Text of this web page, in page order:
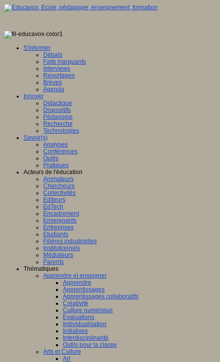
S'informer
Débats
Faits marquants
Interviews
Reportages
Brèves
Agenda
Innover
Didactique
Dispositifs
Pédagogie
Recherche
Technologies
Savoir(s)
Analyses
Conférences
Outils
Pratiques
Acteurs de l'éducation
Animateurs
Chercheurs
Collectivités
Editeurs
EdTech
Encadrement
Enseignants
Entreprises
Etudiants
Filières industrielles
Institutionnels
Médiateurs
Parents
Thématiques
Apprendre et enseigner
Apprendre
Apprentissages
Apprentissages collaboratifs
Créativité
Culture numérique
Evaluations
Individualisation
Initiatives
Interdisciplinarité
Outils pour la classe
Arts et Culture
Art